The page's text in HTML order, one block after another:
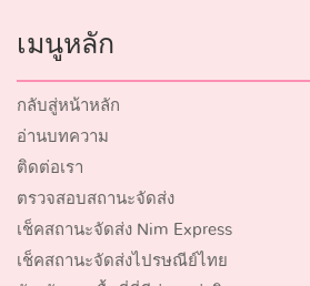
เมนูหลัก
กลับสู่หน้าหลัก
อ่านบทความ
ติดต่อเรา
ตรวจสอบสถานะจัดส่ง
เช็คสถานะจัดส่ง Nim Express
เช็คสถานะจัดส่งไปรษณีย์ไทย